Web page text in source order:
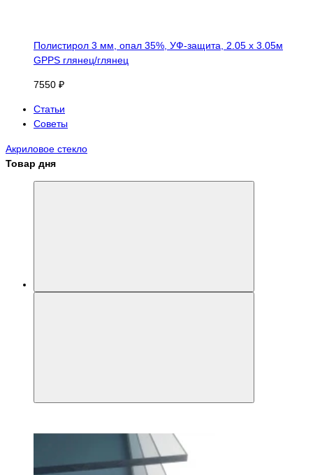
Полистирол 3 мм, опал 35%, УФ-защита, 2.05 х 3.05м
GPPS глянец/глянец
7550 ₽
Статьи
Советы
Акриловое стекло
Товар дня